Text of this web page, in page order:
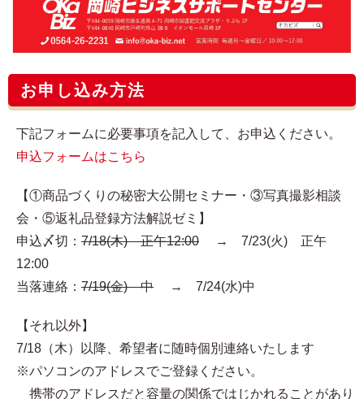
お申し込み方法
下記フォームに必要事項を記入して、お申込ください。
申込フォームはこちら
【①商品づくりの秘密大公開セミナー・③写真撮影相談
会・⑤返礼品登録方法解説ゼミ】
申込〆切： 7/18(木) 正午12:00 → 7/23(火) 正午
12:00
当落連絡： 7/19(金) 中 → 7/24(水)中
【それ以外】
7/18（木）以降、希望者に随時個別連絡いたします
※パソコンのアドレスでご登録ください。
携帯のアドレスだと容量の関係ではじかれることがあり